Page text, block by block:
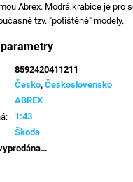
Abrex. Modrá krabice je pro
tzv. "potištěné" modely.
8592420411211
Česko, Československo
ABREX
: 1:43
Škoda